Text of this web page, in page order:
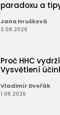
paradoxu a
Jana Hrušková
3.08.2026
Proč HHC
Vysvětlení
Vladimír Dvořák
1.08.2026